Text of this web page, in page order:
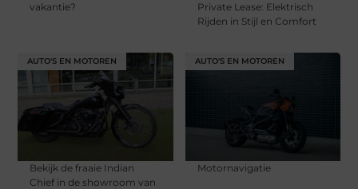
vakantie?
Private Lease: Elektrisch
Rijden in Stijl en Comfort
AUTO'S EN MOTOREN
Bekijk de fraaie Indian
Chief in de showroom van
AUTO'S EN MOTOREN
Motornavigatie